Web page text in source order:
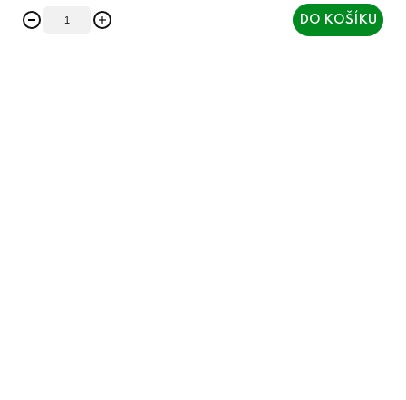
DO KOŠÍKU